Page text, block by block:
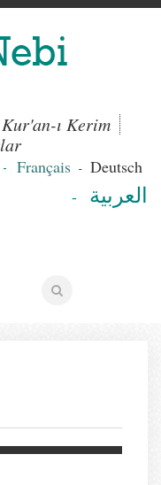
Kur'an-ı Kerim
- Français - Deutsch
-
العربية